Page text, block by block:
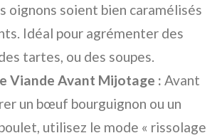
oignons soient bien caramélisés
Idéal pour agrémenter des
tartes, ou des soupes.
Viande Avant Mijotage : Avant
un bœuf bourguignon ou un
utilisez le mode « rissolage